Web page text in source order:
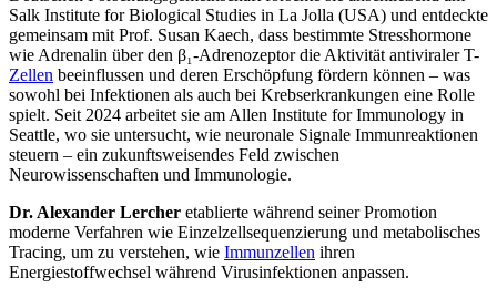
Salk Institute for Biological Studies in La Jolla (USA) und entdeckte
gemeinsam mit Prof. Susan Kaech, dass bestimmte Stresshormone
wie Adrenalin über den β₁-Adrenozeptor die Aktivität antiviraler T-
Zellen beeinflussen und deren Erschöpfung fördern können – was
sowohl bei Infektionen als auch bei Krebserkrankungen eine Rolle
spielt. Seit 2024 arbeitet sie am Allen Institute for Immunology in
Seattle, wo sie untersucht, wie neuronale Signale Immunreaktionen
steuern – ein zukunftsweisendes Feld zwischen
Neurowissenschaften und Immunologie.
Dr. Alexander Lercher etablierte während seiner Promotion
moderne Verfahren wie Einzelzellsequenzierung und metabolisches
Tracing, um zu verstehen, wie Immunzellen ihren
Energiestoffwechsel während Virusinfektionen anpassen.